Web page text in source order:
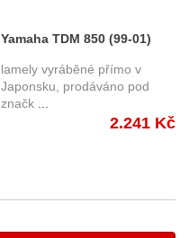
Yamaha TDM 850 (99-01)
spojkové lamely
lamely vyráběné přímo v
Japonsku, prodáváno pod
značk
2.241 Kč